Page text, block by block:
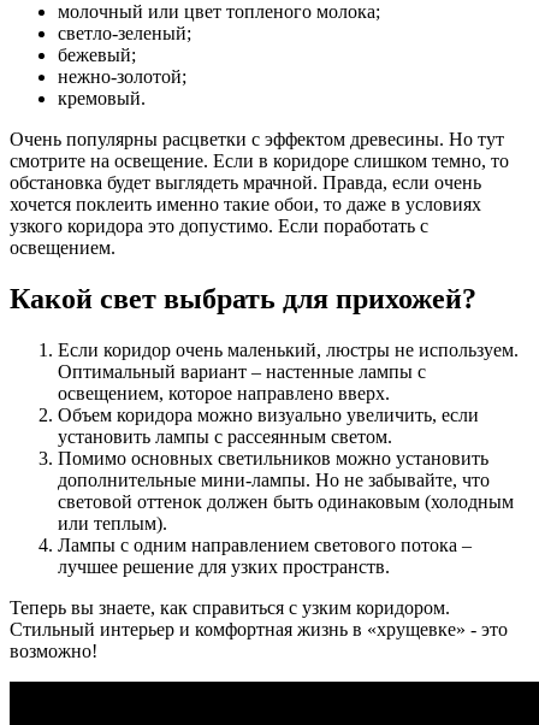
молочный или цвет топленого молока;
светло-зеленый;
бежевый;
нежно-золотой;
кремовый.
Очень популярны расцветки с эффектом древесины. Но тут
смотрите на освещение. Если в коридоре слишком темно, то
обстановка будет выглядеть мрачной. Правда, если очень
хочется поклеить именно такие обои, то даже в условиях
узкого коридора это допустимо. Если поработать с
освещением.
Какой свет выбрать для прихожей?
Если коридор очень маленький, люстры не используем.
Оптимальный вариант – настенные лампы с
освещением, которое направлено вверх.
Объем коридора можно визуально увеличить, если
установить лампы с рассеянным светом.
Помимо основных светильников можно установить
дополнительные мини-лампы. Но не забывайте, что
световой оттенок должен быть одинаковым (холодным
или теплым).
Лампы с одним направлением светового потока –
лучшее решение для узких пространств.
Теперь вы знаете, как справиться с узким коридором.
Стильный интерьер и комфортная жизнь в «хрущевке» - это
возможно!